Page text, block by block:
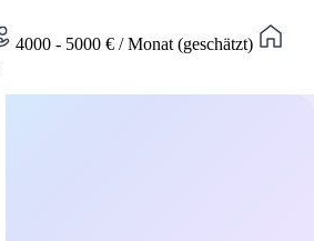
4000 - 5000 € / Monat (geschätzt)